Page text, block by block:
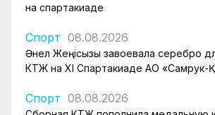
на спартакиаде
Спорт 08.08.2026
Әнел Жеңісқызы завоевала серебро
КТЖ на XI Спартакиаде АО «Самрук-
Спорт 08.08.2026